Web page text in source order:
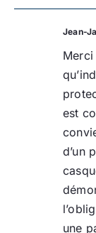
Jean-
est
d’un
une